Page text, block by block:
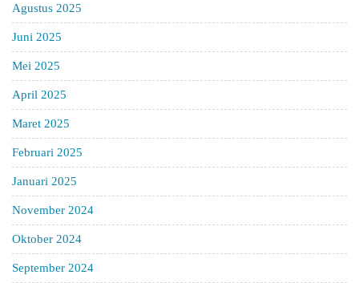
Agustus 2025
Juni 2025
Mei 2025
April 2025
Maret 2025
Februari 2025
Januari 2025
November 2024
Oktober 2024
September 2024